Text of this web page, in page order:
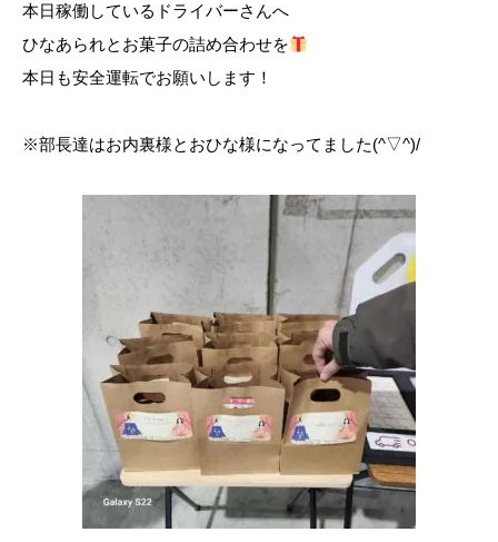
本日稼働しているドライバーさんへ
ひなあられとお菓子の詰め合わせを
本日も安全運転でお願いします！
※部長達はお内裏様とおひな様になってました(^▽^)/